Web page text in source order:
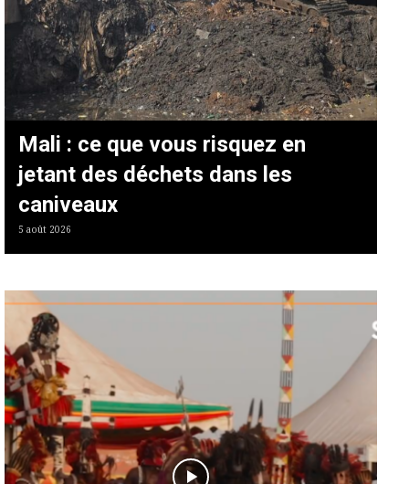
Mali : ce que vous risquez en
jetant des déchets dans les
caniveaux
5 août 2026